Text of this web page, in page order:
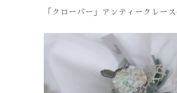
「クローバー」アンティークレー